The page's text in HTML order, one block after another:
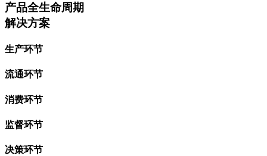
产品全生命周期
解决方案
生产环节
流通环节
消费环节
监督环节
决策环节